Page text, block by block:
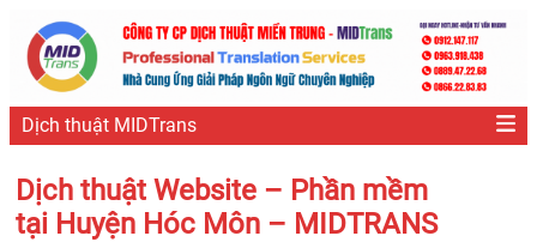
Dịch thuật MIDTrans
Dịch thuật Website – Phần mềm
tại Huyện Hóc Môn – MIDTRANS